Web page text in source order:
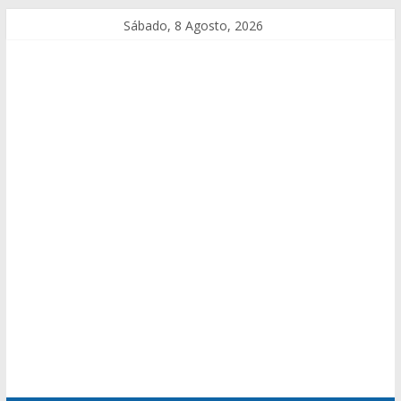
Sábado, 8 Agosto, 2026